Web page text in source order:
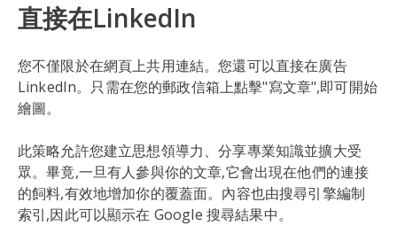
直接在LinkedIn
您不僅限於在網頁上共用連結。您還可以直接在廣告
LinkedIn。只需在您的郵政信箱上點擊"寫文章",即可開始
繪圖。
此策略允許您建立思想領導力、分享專業知識並擴大受
眾。畢竟,一旦有人參與你的文章,它會出現在他們的連接
的飼料,有效地增加你的覆蓋面。內容也由搜尋引擎編制
索引,因此可以顯示在 Google 搜尋結果中。